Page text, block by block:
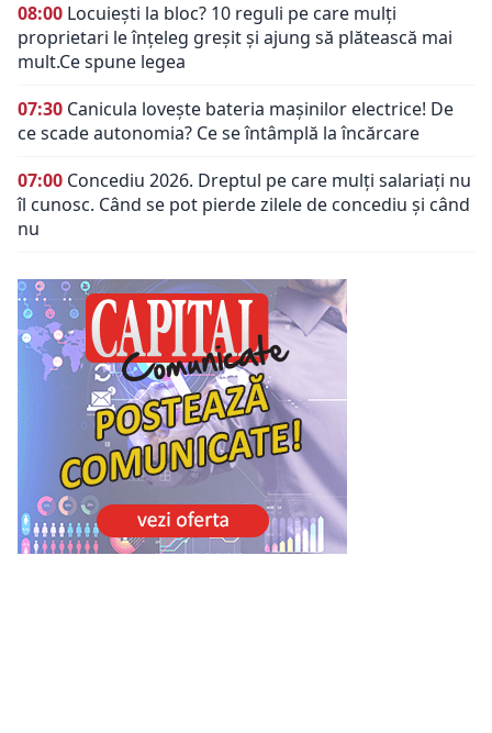
08:00 Locuiești la bloc? 10 reguli pe care mulți
proprietari le înțeleg greșit și ajung să plătească mai
mult.Ce spune legea
07:30 Canicula lovește bateria mașinilor electrice! De
ce scade autonomia? Ce se întâmplă la încărcare
07:00 Concediu 2026. Dreptul pe care mulți salariați nu
îl cunosc. Când se pot pierde zilele de concediu și când
nu